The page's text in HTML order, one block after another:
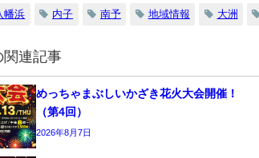
幡浜 内子 南予 地域情報 大洲
関連記事
めっちゃまぶしいかざき花火大会開催！
（第4回）
2026年8月7日